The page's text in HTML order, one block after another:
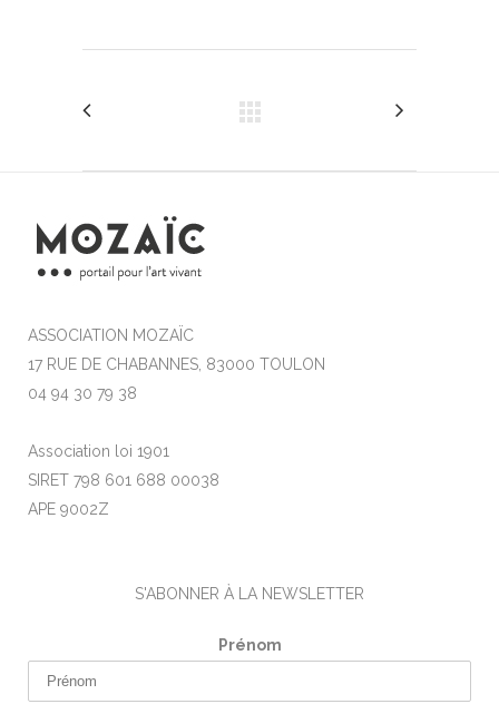
ASSOCIATION MOZAÏC
17 RUE DE CHABANNES, 83000 TOULON
04 94 30 79 38
Association loi 1901
SIRET 798 601 688 00038
APE 9002Z
S'ABONNER À LA NEWSLETTER
Prénom